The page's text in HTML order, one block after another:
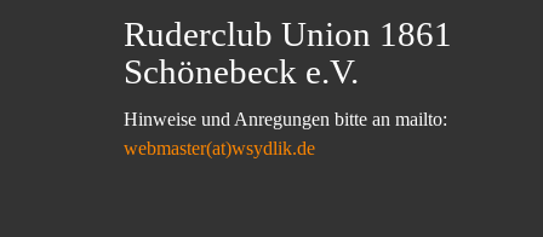
Ruderclub Union 1861
Schönebeck e.V.
Hinweise und Anregungen bitte an mailto:
webmaster(at)wsydlik.de